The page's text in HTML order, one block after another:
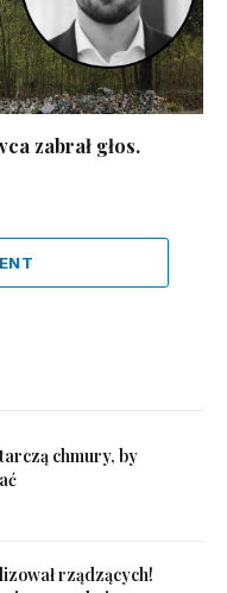
zabrał głos.
chmury, by
rządzących!